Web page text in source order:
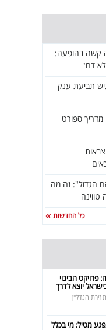
קשה בהופעה:
דם"
תביעת ענק
מדריך ספורט
הגדול": זה מה
כל החדשות
שנה: פרויקט הבינוי
יוצא לדרך
זירת הנדל"ן
מטיל: מי בכלל